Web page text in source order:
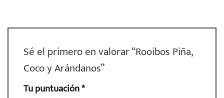
Sé el primero en valorar “Rooibos Piña,
Coco y Arándanos”
Tu puntuación*